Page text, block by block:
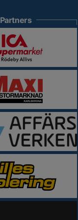
Partners